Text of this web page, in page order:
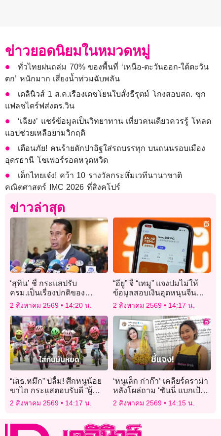
ข่าวยอดนิยมในหมวดหมู่
ทั่วไทยฝนถล่ม 70% ของพื้นที่ ‘เหนือ-ตะวันออก-ใต้ตะวัน
ตก’ หนักมาก เสี่ยงน้ำท่วมฉับพลัน
เดลินิวส์ 1 ส.ค.เรืองเดชโยนใบสั่งธีรุตม์ โกงสอบสถ. ซุก
แฟลชไดร์ฟส่งดร.วิน
‘เฉียง’ แชร์ข้อมูลเป็นวิทยาทาน เที่ยวคนเดียวควรรู้ โหลด
แอปช่วยเหลือยามวิกฤติ
เตือนภัย! คนร้ายดักปาอิฐใส่รถบรรทุก บนถนนรอบเมือง
อุดรธานี โชเฟอร์รอดหวุดหวิด
เด็กไทยเจ๋ง! คว้า 10 รางวัลกระหึ่มเวทีนานาชาติ
คณิตศาสตร์ IMC 2026 ที่สิงคโปร์
ข่าวล่าสุด
‘สุทิน’ ชี้ กระแสปรับ
ครม.เป็นเรื่องปกติของ
การเมืองไทย หลังรัฐบาล
2 สิงหาคม 2569 14:20 น.
“อียู” จี้ “เทมู” แจงปมไม่ให้
ข้อมูลสอบเงินอุดหนุนจีน
เสี่ยงโดนปรับ 1% ของรายได้
2 สิงหาคม 2569 14:17 น.
“เสธ.หมึก” ปลื้ม! ศึกหนูน้อย
ขาไถ กระแสตอบรับดี “ผู้
ปกครอง” ชื่นชมรูปแบบ
2 สิงหาคม 2569 14:17 น.
‘หนูเล็ก ก่าก๊า’ เคลียร์ดราม่า
หลังโผล่ถาม ‘ซันนี่ แบกเป้
เกอร์’ แจงชัดห่วงจริง ยัน
2 สิงหาคม 2569 14:15 น.